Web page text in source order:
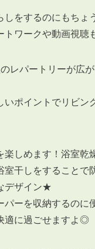
仲介会社と
物件プロモ
会員登録
賃貸仲介会
仲介業者向け
申し込みから
お問い合わせ
をするのにもちょ
ワークや動画視聴
レパートリーが広
ポイントでリビン
しめます！浴室乾
干しをすることで
デザイン★
ーを収納するのに
適に過ごせますよ◎